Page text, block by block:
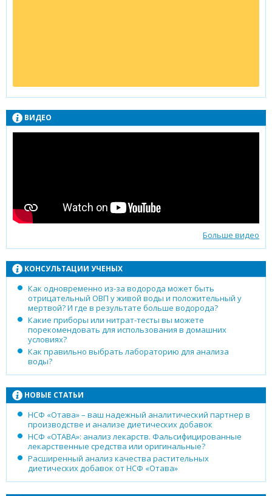
ВИДЕО
Больше видео
КОНСУЛЬТАЦИИ УЧЕНЫХ
Как одновременно из-за водорода может быть
отрицательный ОВП у живой воды и положительный у
мертвой? И где в результате больше водорода?
Какие приборы или нитрат-тесты вы можете
порекомендовать для использования в домашних
условиях?
Как правильно выбрать лабораторию для анализа
воды?
НОВЫЕ СТАТЬИ
НСФ «Отава» – ваш надежный аналитический партнер в
производстве и анализе диетических добавок
НСФ «ОТАВА»: анализ лекарств. Фальсифицированные
лекарственные средства или оригинальные?
Расширенный анализ качества растительных
диетических добавок от НСФ «Отава»